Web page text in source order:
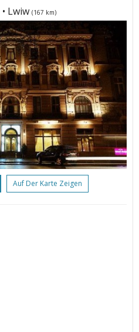
• Lwiw (167 km)
Auf Der Karte Zeigen